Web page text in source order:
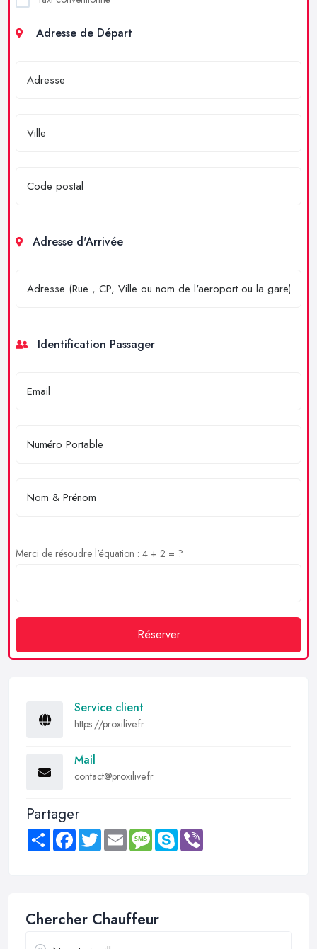
Adresse de Départ
Adresse d'Arrivée
Identification Passager
Merci de résoudre l'équation : 4 + 2 = ?
Réserver
Service client
https://proxilive.fr
Mail
contact@proxilive.fr
Partager
Share FacebookTwitter Email MessageSkype
Chercher Chauffeur